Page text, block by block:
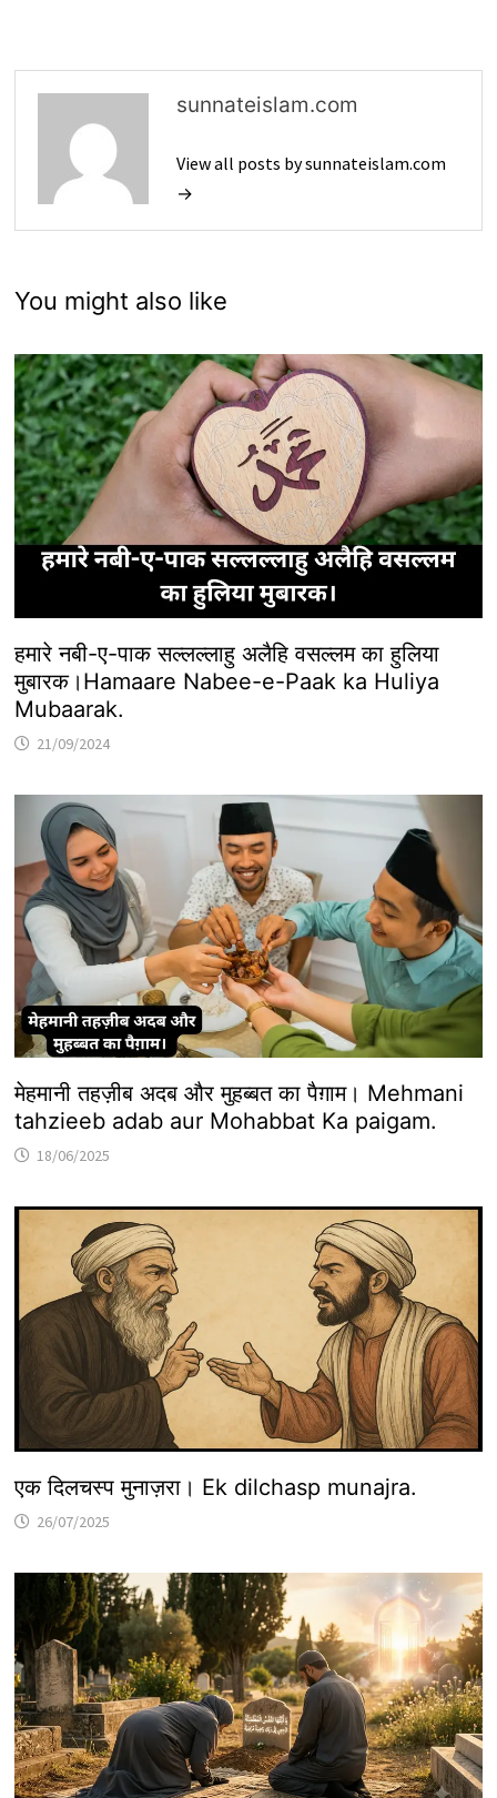
sunnateislam.com
View all posts by sunnateislam.com
→
You might also like
हमारे नबी-ए-पाक सल्लल्लाहु अलैहि वसल्लम का हुलिया
मुबारक।Hamaare Nabee-e-Paak ka Huliya
Mubaarak.
21/09/2024
मेहमानी तहज़ीब अदब और मुहब्बत का पैग़ाम। Mehmani
tahzieeb adab aur Mohabbat Ka paigam.
18/06/2025
एक दिलचस्प मुनाज़रा। Ek dilchasp munajra.
26/07/2025